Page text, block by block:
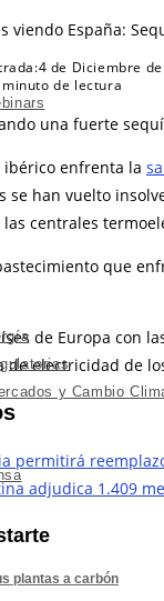
y Cambio
4 de Diciembre
minuto de lectura
una fuerte
enfrenta la
se han vuelto
centrales
que
de Europa con
de electricidad de
permitirá
adjudica 1.409
plantas a carbón